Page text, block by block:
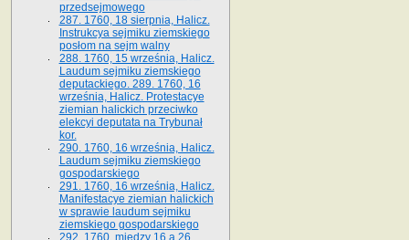
przedsejmowego
287. 1760, 18 sierpnia, Halicz.
Instrukcya sejmiku ziemskiego
posłom na sejm walny
288. 1760, 15 września, Halicz.
Laudum sejmiku ziemskiego
deputackiego. 289. 1760, 16
września, Halicz. Protestacye
ziemian halickich przeciwko
elekcyi deputata na Trybunał
kor.
290. 1760, 16 września, Halicz.
Laudum sejmiku ziemskiego
gospodarskiego
291. 1760, 16 września, Halicz.
Manifestacye ziemian halickich
w sprawie laudum sejmiku
ziemskiego gospodarskiego
292. 1760, między 16 a 26